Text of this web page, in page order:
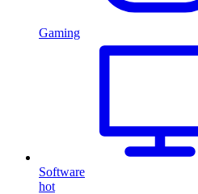
Gaming
Software
hot